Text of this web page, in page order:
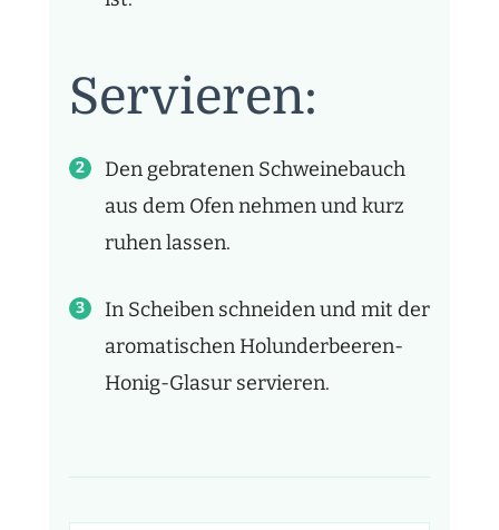
Servieren:
Den gebratenen Schweinebauch
aus dem Ofen nehmen und kurz
ruhen lassen.
In Scheiben schneiden und mit der
aromatischen Holunderbeeren-
Honig-Glasur servieren.